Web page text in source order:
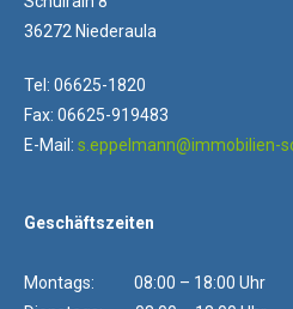
36272 Niederaula
Tel: 06625-1820
Fax: 06625-919483
E-Mail: s.eppelmann@immobilien-
Geschäftszeiten
Montags: 08:00 – 18:00 Uhr